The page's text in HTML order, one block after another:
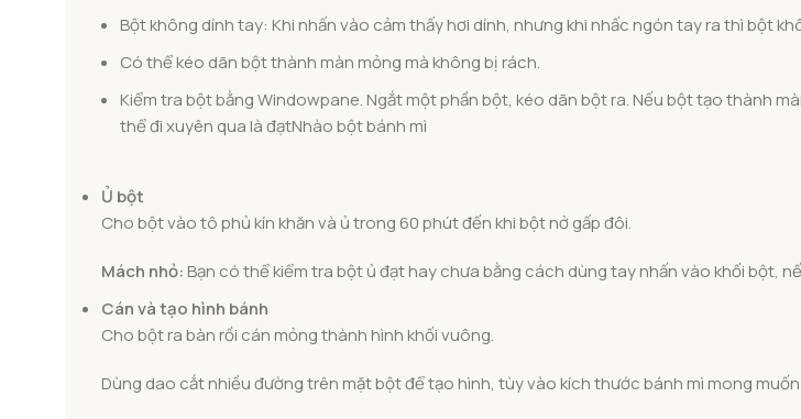
Bột không dính tay: Khi nhấn vào cảm thấy hơi dính, nhưng khi nhấc ngón tay ra thì bột
Có thể kéo dãn bột thành màn mỏng mà không bị rách.
Kiểm tra bột bằng Windowpane. Ngắt một phần bột, kéo dãn bột ra. Nếu bột tạo thành
thể đi xuyên qua là đạtNhào bột bánh mì
Ủ bột
Cho bột vào tô phủ kín khăn và ủ trong 60 phút đến khi bột nở gấp đôi.
Mách nhỏ: Bạn có thể kiểm tra bột ủ đạt hay chưa bằng cách dùng tay nhấn vào khối bột,
Cán và tạo hình bánh
Cho bột ra bàn rồi cán mỏng thành hình khối vuông.
Dùng dao cắt nhiều đường trên mặt bột để tạo hình, tùy vào kích thước bánh mì mong